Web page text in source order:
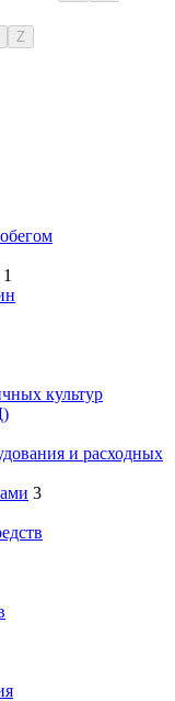
Z
1
культур
и расходных
3